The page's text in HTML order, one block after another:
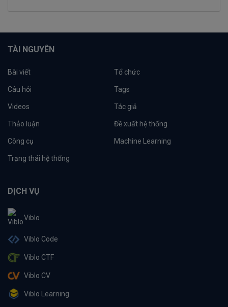
TÀI NGUYÊN
Bài viết Tổ chức
Câu hỏi Tags
Videos Tác giả
Thảo luận Đề xuất hệ thống
Công cụ Machine Learning
Trạng thái hệ thống
DỊCH VỤ
Viblo
Viblo Code
Viblo CTF
Viblo CV
Viblo Learning